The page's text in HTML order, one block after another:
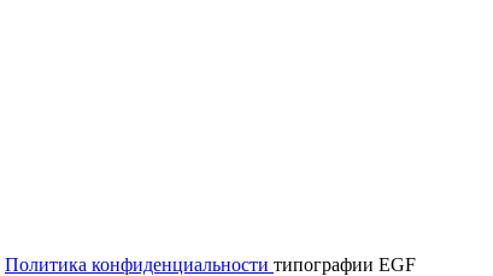
Политика конфиденциальности типографии EGF